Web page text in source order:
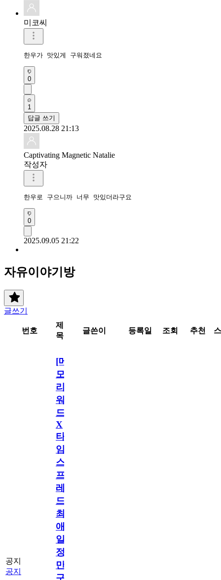
미코씨
한우가 맛있게 구워졌네요
0
1
답글 쓰기
2025.08.28 21:13
Captivating Magnetic Natalie
작성자
한우로 구으니까 너무 맛있더라구요
0
2025.09.05 21:22
자유이야기방
글쓰기
번호
제
목
글쓴이 등록일 조회 추천
공지
공지
[메
모
리
워
드
X
타
임
스
프
레
드]
최
애
일
정
만
구